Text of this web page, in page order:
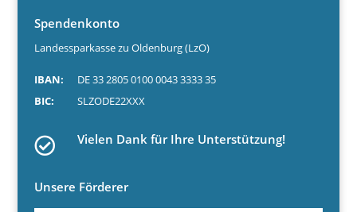
Spendenkonto
Landessparkasse zu Oldenburg (LzO)
IBAN:
DE 33 2805 0100 0043 3333 35
BIC:
SLZODE22XXX
Vielen Dank für Ihre Unterstützung!
Unsere Förderer